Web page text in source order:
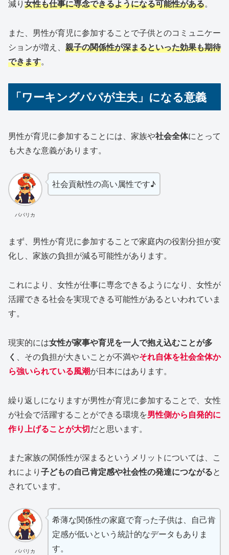
減り女性も仕事に専念できるようになる可能性がある。
また、男性が育児に参加することで子供とのコミュニケー
ションが増え、 親子の関係性が深まるといった効果も期待
できます。
「ワーキングパパが主夫」になる意義
男性が育児に参加することには、家族や社会全体にとって
も大きな意義があります。
パパリカ
社会貢献性の高い属性です♪
まず、男性が育児に参加することで家庭内の役割分担が変
化し、家族の負担が減る可能性があります。
これにより、女性が仕事に専念できるようになり、女性が
活躍できる社会を実現できる可能性があるといわれていま
す。
現実的には女性が家事や育児を一人で抱え込むことが多
く 、その負担が大きいことが不満やそれ自体を社会全体か
ら強いられている風潮が日本にはあります。
繰り返しになりますが男性が育児に参加することで、女性
が社会で活躍することができる環境を男性側から自発的に
作り上げることが大切だと思います。
また家族の関係性が深まるというメリットについては、こ
れにより子どもの自己肯定感や社会性の発達につながると
されています。
パパリカ
希薄な関係性の家庭で育った子供は、自己肯
定感が低いという統計的なデータもありま
す。